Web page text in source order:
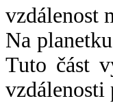
vzdálenost
Na
Tuto část
vzdálenosti